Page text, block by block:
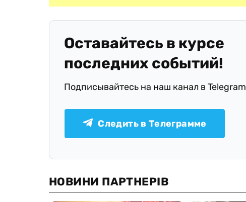
Оставайтесь в курсе
последних событий!
Подписывайтесь на наш канал в Telegram
Следить в Телеграмме